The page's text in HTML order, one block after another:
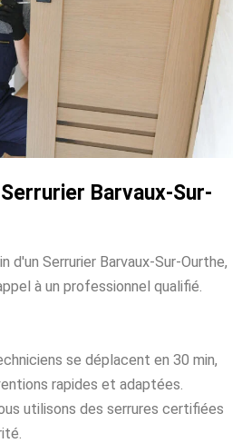
Barvaux-Sur-
d'un Serrurier Barvaux-Sur-Ourthe,
à un professionnel qualifié.
se déplacent en 30 min,
rapides et adaptées.
utilisons des serrures certifiées